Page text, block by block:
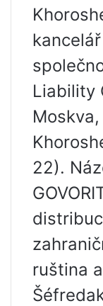
Liability
22).
ruština